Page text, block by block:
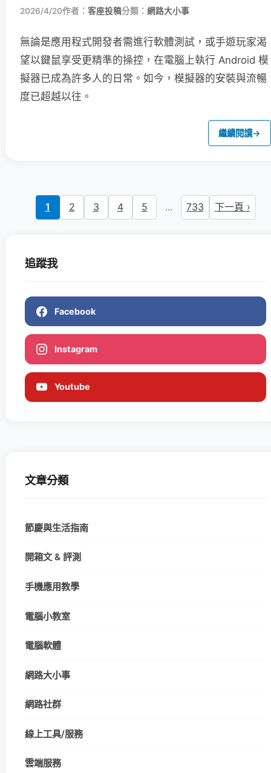
2026/4/20作者： 客座投稿分類： 網路大小事
無論是應用程式開發者需進行軟體測試，或手遊玩家渴
望以鍵鼠享受更精準的操控，在電腦上執行 Android 模
擬器已成為許多人的日常。如今，模擬器的安裝與流暢
度已超越以往。
繼續閱讀→
1 2 3 4 5 ... 733 下一頁 ›
追蹤我
Facebook
Instagram
Youtube
文章分類
節慶與生活指南
開箱文 & 評測
手機應用教學
電腦小教室
電腦軟體
網路大小事
網路社群
線上工具/服務
雲端服務